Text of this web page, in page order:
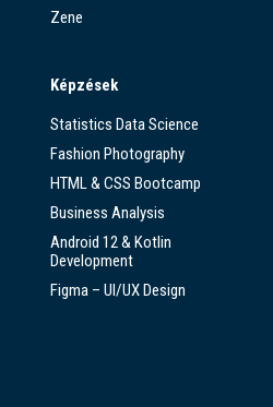
Zene
Képzések
Statistics Data Science
Fashion Photography
HTML & CSS Bootcamp
Business Analysis
Android 12 & Kotlin
Development
Figma – UI/UX Design